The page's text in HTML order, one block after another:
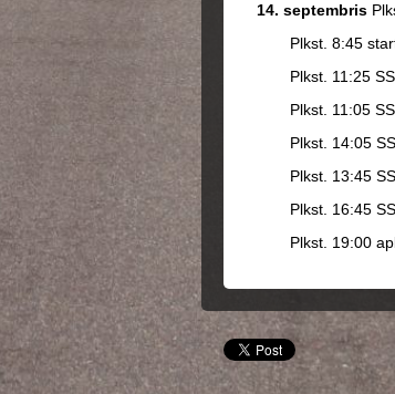
14. septembris
Plkst. 8:45
Plkst. 11:25
Plkst. 11:05
Plkst. 14:05
Plkst. 13:45
Plkst. 16:45
Plkst. 19:00